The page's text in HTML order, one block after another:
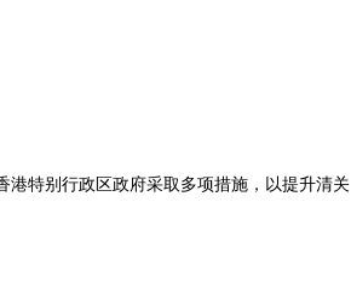
特别行政区政府采取多项措施，以提升清关